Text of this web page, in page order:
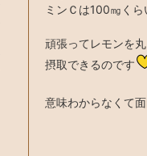
ミンＣは100㎎くら
頑張ってレモンを
摂取できるのです
意味わからなくて